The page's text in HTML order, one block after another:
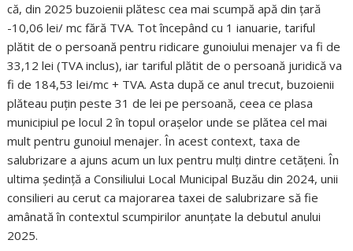
că, din 2025 buzoienii plătesc cea mai scumpă apă din țară
-10,06 lei/ mc fără TVA. Tot începând cu 1 ianuarie, tariful
plătit de o persoană pentru ridicare gunoiului menajer va fi de
33,12 lei (TVA inclus), iar tariful plătit de o persoană juridică va
fi de 184,53 lei/mc + TVA. Asta după ce anul trecut, buzoienii
plăteau puțin peste 31 de lei pe persoană, ceea ce plasa
municipiul pe locul 2 în topul orașelor unde se plătea cel mai
mult pentru gunoiul menajer. În acest context, taxa de
salubrizare a ajuns acum un lux pentru mulți dintre cetățeni. În
ultima ședință a Consiliului Local Municipal Buzău din 2024, unii
consilieri au cerut ca majorarea taxei de salubrizare să fie
amânată în contextul scumpirilor anunțate la debutul anului
2025.